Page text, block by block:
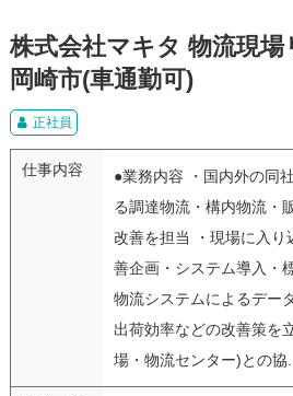
株式会社マキタ 物流現
岡崎市(車通勤可)
正社員
仕事内容
●業務内容 ・国内外の同
る調達物流・構内物流・
改善を担当 ・現場に入り
善企画・システム導入・
物流システムによるデー
出荷効率などの改善策を
場・物流センター)との協...